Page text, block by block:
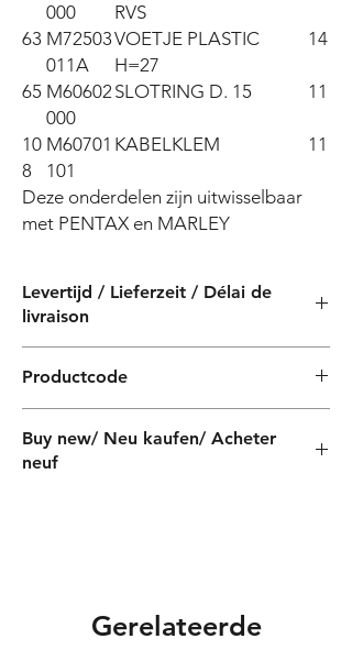
000
RVS
63 M72503
011A
VOETJE PLASTIC
H=27
14
65 M60602
000
SLOTRING D. 15 11
10
8
M60701
101
KABELKLEM 11
Deze onderdelen zijn uitwisselbaar
met PENTAX en MARLEY
Levertijd / Lieferzeit / Délai de
livraison
Productcode
Buy new/ Neu kaufen/ Acheter
neuf
Gerelateerde